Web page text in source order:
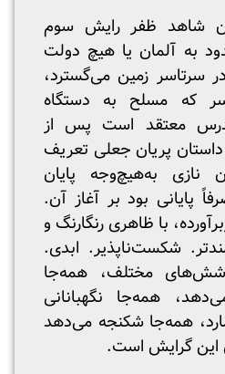
شاهد ظفر رایش سوم
به آلمان یا هیچ دولت
سرتاسر زمین می‌گسترد،
که مسلح به دستگاه
معتقد است پس از
داستان پریان جعلی تعریف
نازی به‌هیچ‌وجه پایان
پایانی بود بر آغاز آن.
با ظاهری رنگارنگ و
شکست‌ناپذیر. ابدی.
مختلف، همه‌جا
همه‌جا نگهبانانی
همه‌جا شکنجه می‌دهد
این گرایش است.